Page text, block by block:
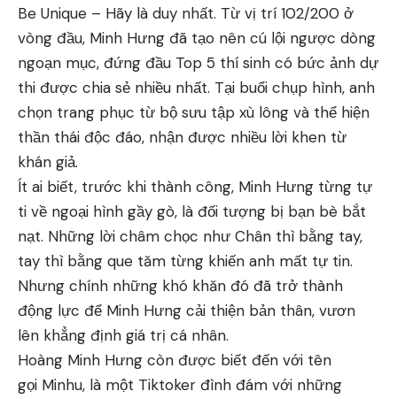
Be Unique – Hãy là duy nhất. Từ vị trí 102/200 ở
vòng đầu, Minh Hưng đã tạo nên cú lội ngược dòng
ngoạn mục, đứng đầu Top 5 thí sinh có bức ảnh dự
thi được chia sẻ nhiều nhất. Tại buổi chụp hình, anh
chọn trang phục từ bộ sưu tập xù lông và thể hiện
thần thái độc đáo, nhận được nhiều lời khen từ
khán giả.
Ít ai biết, trước khi thành công, Minh Hưng từng tự
ti về ngoại hình gầy gò, là đối tượng bị bạn bè bắt
nạt. Những lời châm chọc như Chân thì bằng tay,
tay thì bằng que tăm từng khiến anh mất tự tin.
Nhưng chính những khó khăn đó đã trở thành
động lực để Minh Hưng cải thiện bản thân, vươn
lên khẳng định giá trị cá nhân.
Hoàng Minh Hưng còn được biết đến với tên
gọi Minhu, là một Tiktoker đình đám với những